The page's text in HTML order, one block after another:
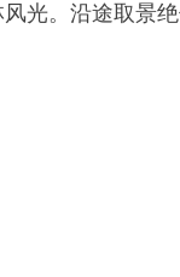
光。沿途取景